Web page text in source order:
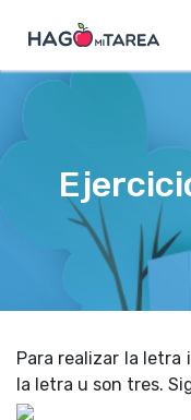
Para realizar la letra
la letra u son tres.